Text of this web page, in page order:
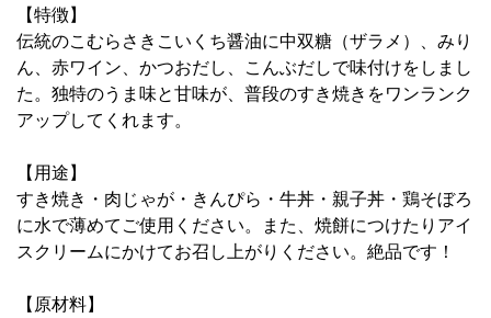
【特徴】
伝統のこむらさきこいくち醤油に中双糖（ザラメ）、みり
ん、赤ワイン、かつおだし、こんぶだしで味付けをしまし
た。独特のうま味と甘味が、普段のすき焼きをワンランク
アップしてくれます。
【用途】
すき焼き・肉じゃが・きんぴら・牛丼・親子丼・鶏そぼろ
に水で薄めてご使用ください。また、焼餅につけたりアイ
スクリームにかけてお召し上がりください。絶品です！
【原材料】